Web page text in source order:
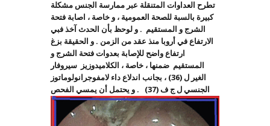
تطرح العداوات المتنقلة عبر ممارسة الجنس مشكلة
كبيرة بالسبة للصحة العمومية ، و خاصة ، اصابة فتحة
الشرج و المستقيم . و لوحظ بأن الحدث آخذ فبي
الارتفاع في أروبا منذ عقد من الزمن . و الحقيقة بزغ
ارتفاع واضح للإصابة بعدوات فتحة الشرج و
المستقيم ضمنها ، خاصة ، الكلاميدوزيز سيروفار
الغير ل (36) ، بجانب اندلاع داء لامفوجرانولوماتوز
الجنسي ل ج ف (37)
. و يحتمل أن يمسي الفحص